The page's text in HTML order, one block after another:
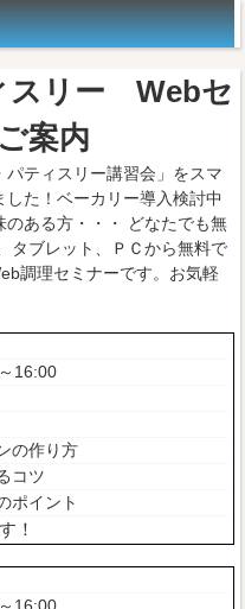
スリー Webセ
案内
ティスリー講習会」をスマ
た！ベーカリー導入検討中
ある方・・・ どなたでも無
ブレット、ＰＣから無料で
調理セミナーです。お気軽
16:00
の作り方
コツ
ポイント
！